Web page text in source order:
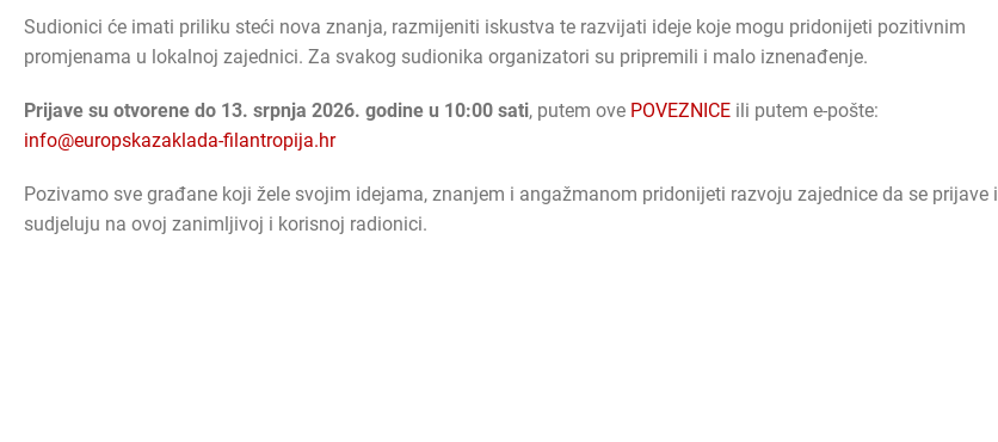
Sudionici će imati priliku steći nova znanja, razmijeniti iskustva te razvijati ideje koje mogu pridonijeti pozitivnim
promjenama u lokalnoj zajednici. Za svakog sudionika organizatori su pripremili i malo iznenađenje.
Prijave su otvorene do 13. srpnja 2026. godine u 10:00 sati, putem ove POVEZNICE ili putem e-pošte:
info@europskazaklada-filantropija.hr
Pozivamo sve građane koji žele svojim idejama, znanjem i angažmanom pridonijeti razvoju zajednice da se prijave i
sudjeluju na ovoj zanimljivoj i korisnoj radionici.